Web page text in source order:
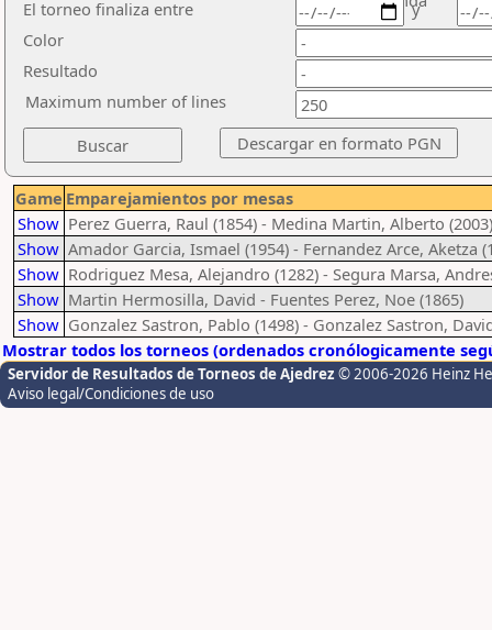
El torneo finaliza entre
Color
Resultado
y
Maximum number of lines
Game Emparejamientos por mesas
Show Perez Guerra, Raul (1854) - Medina Martin, Alberto (2003)
Show Amador Garcia, Ismael (1954) - Fernandez Arce, Aketza
Show Rodriguez Mesa, Alejandro (1282) - Segura Marsa,
Show Martin Hermosilla, David - Fuentes Perez, Noe (1865)
Show Gonzalez Sastron, Pablo (1498) - Gonzalez Sastron,
Mostrar todos los torneos (ordenados cronólogicamente
Servidor de Resultados de Torneos de Ajedrez © 2006-2026 Heinz
Aviso legal/Condiciones de uso